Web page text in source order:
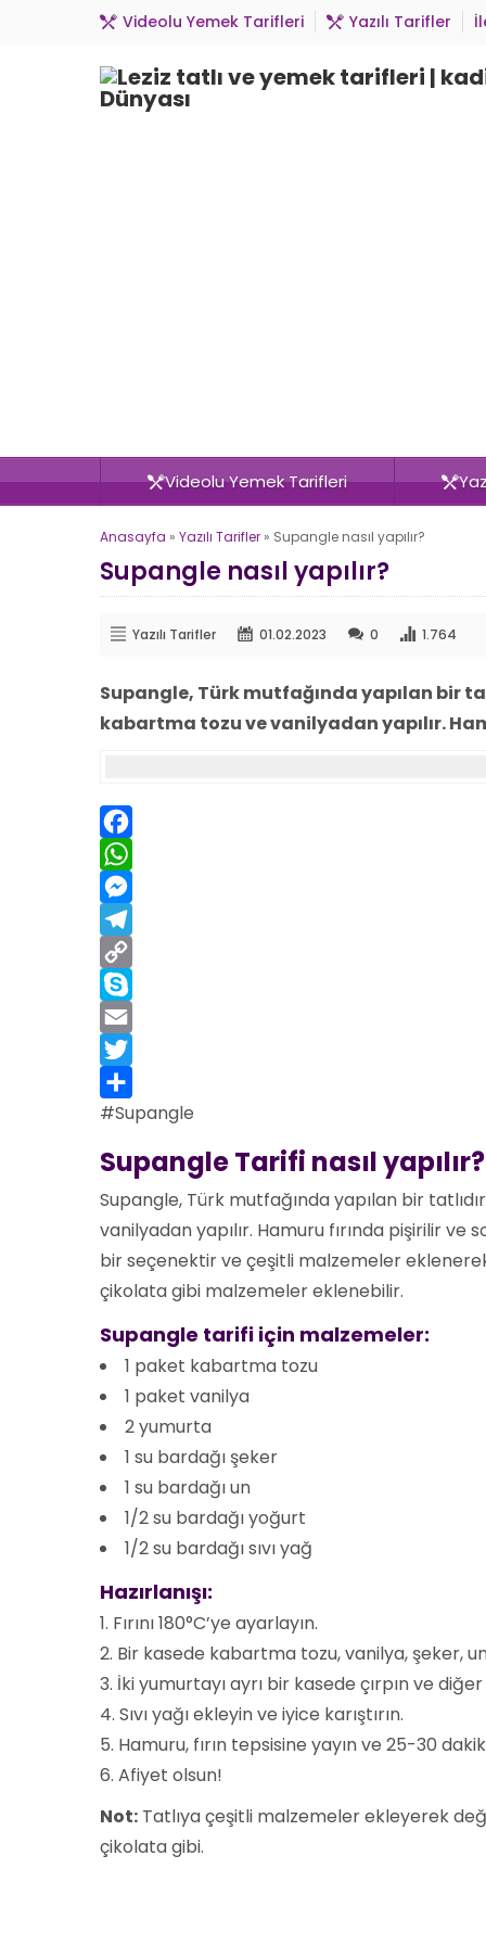
Videolu Yemek Tarifleri Yazılı Tarifler
Videolu Yemek Tarifleri
Anasayfa » Yazılı Tarifler » Supangle nasıl yapılır?
Supangle nasıl yapılır?
Yazılı Tarifler 01.02.2023 0 1.764
Supangle, Türk mutfağında yapılan bir
kabartma tozu ve vanilyadan yapılır.
Facebook
WhatsApp
Messenger
Telegram
Copy
Link
Skype
Email
Twitter
Share
#Supangle
Supangle Tarifi nasıl yapılır?
Supangle, Türk mutfağında yapılan bir
vanilyadan yapılır. Hamuru fırında pişirilir ve
bir seçenektir ve çeşitli malzemeler
çikolata gibi malzemeler eklenebilir.
Supangle tarifi için malzemeler:
1 paket kabartma tozu
1 paket vanilya
2 yumurta
1 su bardağı şeker
1 su bardağı un
1/2 su bardağı yoğurt
1/2 su bardağı sıvı yağ
Hazırlanışı:
Fırını 180°C’ye ayarlayın.
Bir kasede kabartma tozu, vanilya, şeker,
İki yumurtayı ayrı bir kasede çırpın ve
Sıvı yağı ekleyin ve iyice karıştırın.
Hamuru, fırın tepsisine yayın ve 25-30
Afiyet olsun!
Not: Tatlıya çeşitli malzemeler ekleyerek
çikolata gibi.